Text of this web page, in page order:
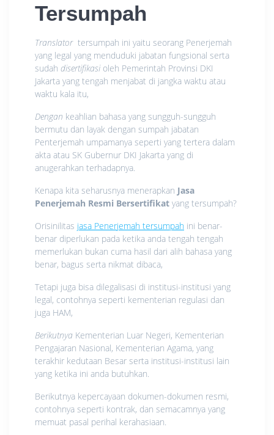
Tersumpah
Translatortersumpah ini yaitu seorang Penerjemah
yang legal yang menduduki jabatan fungsional serta
sudah disertifikasioleh Pemerintah Provinsi DKI
Jakarta yang tengah menjabat di jangka waktu atau
waktu kala itu,
Dengan keahlian bahasa yang sungguh-sungguh
bermutu dan layak dengan sumpah jabatan
Penterjemah umpamanya seperti yang tertera dalam
akta atau SK Gubernur DKI Jakarta yang di
anugerahkan terhadapnya.
Kenapa kita seharusnya menerapkan Jasa
Penerjemah Resmi Bersertifikat yang tersumpah?
Orisinilitas jasa Penerjemah tersumpah ini benar-
benar diperlukan pada ketika anda tengah tengah
memerlukan bukan cuma hasil dari alih bahasa yang
benar, bagus serta nikmat dibaca,
Tetapi juga bisa dilegalisasi di institusi-institusi yang
legal, contohnya seperti kementerian regulasi dan
juga HAM,
Berikutnya Kementerian Luar Negeri, Kementerian
Pengajaran Nasional, Kementerian Agama, yang
terakhir kedutaan Besar serta institusi-institusi lain
yang ketika ini anda butuhkan.
Berikutnya kepercayaan dokumen-dokumen resmi,
contohnya seperti kontrak, dan semacamnya yang
memuat pasal perihal kerahasiaan.